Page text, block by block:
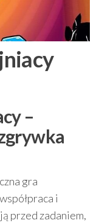
–
gra
i
przed zadaniem,